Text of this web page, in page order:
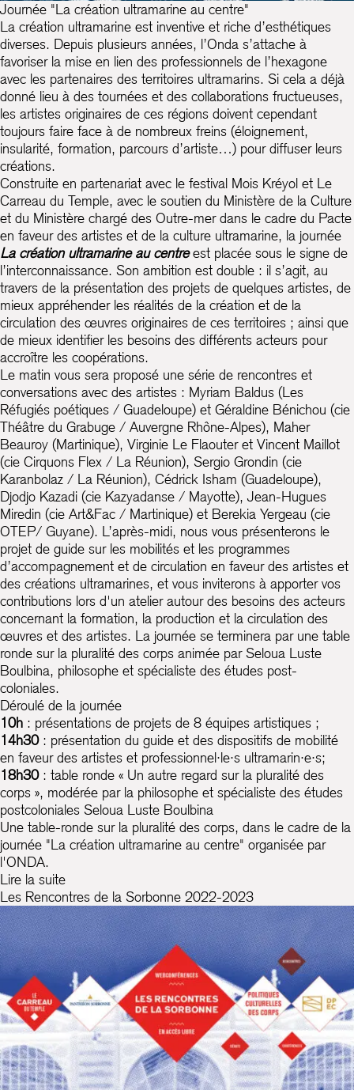
Journée "La création ultramarine au centre"
La création ultramarine est inventive et riche d’esthétiques
diverses. Depuis plusieurs années, l’Onda s’attache à
favoriser la mise en lien des professionnels de l’hexagone
avec les partenaires des territoires ultramarins. Si cela a déjà
donné lieu à des tournées et des collaborations fructueuses,
les artistes originaires de ces régions doivent cependant
toujours faire face à de nombreux freins (éloignement,
insularité, formation, parcours d’artiste…) pour diffuser leurs
créations.
Construite en partenariat avec le festival Mois Kréyol et Le
Carreau du Temple, avec le soutien du Ministère de la Culture
et du Ministère chargé des Outre-mer dans le cadre du Pacte
en faveur des artistes et de la culture ultramarine, la journée
La création ultramarine au centreest placée sous le signe de
l’interconnaissance. Son ambition est double : il s’agit, au
travers de la présentation des projets de quelques artistes, de
mieux appréhender les réalités de la création et de la
circulation des œuvres originaires de ces territoires ; ainsi que
de mieux identifier les besoins des différents acteurs pour
accroître les coopérations.
Le matin vous sera proposé une série de rencontres et
conversations avec des artistes : Myriam Baldus (Les
Réfugiés poétiques / Guadeloupe) et Géraldine Bénichou (cie
Théâtre du Grabuge / Auvergne Rhône-Alpes), Maher
Beauroy (Martinique), Virginie Le Flaouter et Vincent Maillot
(cie Cirquons Flex / La Réunion), Sergio Grondin (cie
Karanbolaz / La Réunion), Cédrick Isham (Guadeloupe),
Djodjo Kazadi (cie Kazyadanse / Mayotte), Jean-Hugues
Miredin (cie Art&Fac / Martinique) et Berekia Yergeau (cie
OTEP/ Guyane). L’après-midi, nous vous présenterons le
projet de guide sur les mobilités et les programmes
d’accompagnement et de circulation en faveur des artistes et
des créations ultramarines, et vous inviterons à apporter vos
contributions lors d'un atelier autour des besoins des acteurs
concernant la formation, la production et la circulation des
œuvres et des artistes. La journée se terminera par une table
ronde sur la pluralité des corps animée par Seloua Luste
Boulbina, philosophe et spécialiste des études post-
coloniales.
Déroulé de la journée
10h : présentations de projets de 8 équipes artistiques ;
14h30 : présentation du guide et des dispositifs de mobilité
en faveur des artistes et professionnel·le·s ultramarin·e·s;
18h30 : table ronde « Un autre regard sur la pluralité des
corps », modérée par la philosophe et spécialiste des études
postcoloniales Seloua Luste Boulbina
Une table-ronde sur la pluralité des corps, dans le cadre de la
journée "La création ultramarine au centre" organisée par
l'ONDA.
Lire la suite
Les Rencontres de la Sorbonne 2022-2023